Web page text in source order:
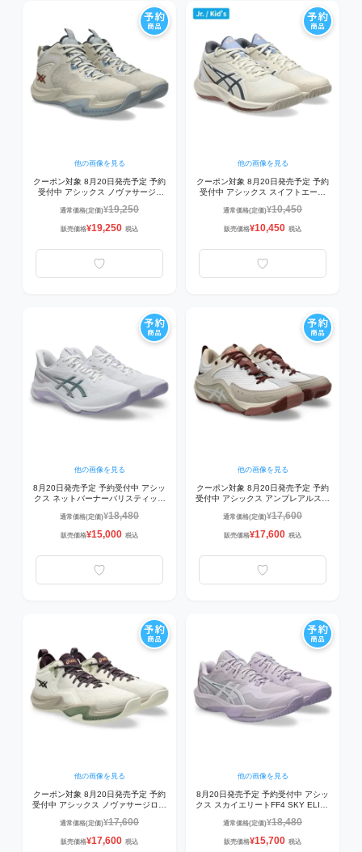
他の画像を見る
クーポン対象 8月20日発売予定 予約
受付中 アシックス ノヴァサージ3
スケットボールシューズ
OATMEAL/RUSTED ROCK
通常価格(定価)¥19,250
販売価格¥19,250 税込
他の画像を見る
クーポン対象 8月20日発売予定 予約
受付中 アシックス スイフトエース
ジュニアバスケシューズ
OATMEAL/CARRIER GREY
通常価格(定価)¥10,450
販売価格¥10,450 税込
他の画像を見る
8月20日発売予定 予約受付中 アシッ
クス ネットバーナーバリスティック
1053A070-106 バレーシューズ
WHITE/DAHLIA
通常価格(定価)¥18,480
販売価格¥15,000 税込
他の画像を見る
クーポン対象 8月20日発売予定 予約
受付中 アシックス アンプレアルスロ
250 バスケットボールシューズ
OATMEAL/WHITE
通常価格(定価)¥17,600
販売価格¥17,600 税込
他の画像を見る
クーポン対象 8月20日発売予定 予約
受付中 アシックス ノヴァサージロー
250 バスケットボールシューズ
OATMEAL/DARK AUBERGINE
通常価格(定価)¥17,600
販売価格¥17,600 税込
他の画像を見る
8月20日発売予定 予約受付中 アシッ
クス スカイエリートFF4 SKY ELITE
DAHLIA/MURASAKI
通常価格(定価)¥18,480
販売価格¥15,700 税込